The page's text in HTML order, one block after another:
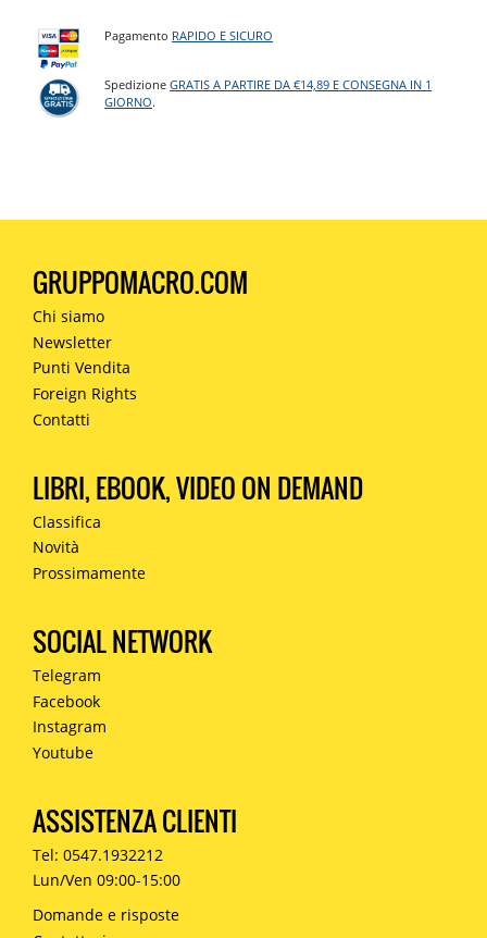
Pagamento RAPIDO E SICURO
SpedizioneGRATIS A PARTIRE DA €14,89 E CONSEGNA IN 1
GIORNO.
GRUPPOMACRO.COM
Chi siamo
Newsletter
Punti Vendita
Foreign Rights
Contatti
LIBRI, EBOOK, VIDEO ON DEMAND
Classifica
Novità
Prossimamente
SOCIAL NETWORK
Telegram
Facebook
Instagram
Youtube
ASSISTENZA CLIENTI
Tel: 0547.1932212
Lun/Ven 09:00-15:00
Domande e risposte